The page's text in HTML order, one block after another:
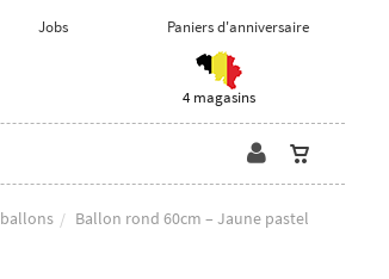
Jobs Paniers d'anniversaire
4 magasins
ballons Ballon rond 60cm – Jaune pastel